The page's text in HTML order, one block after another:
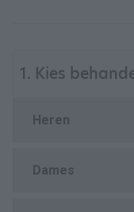
1. Kies
Heren
Dames